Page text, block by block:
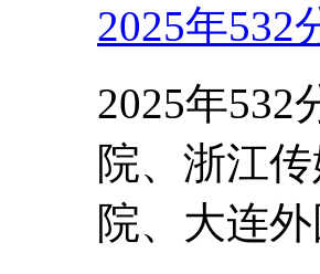
2025年532
2025年532
院、浙江
院、大连